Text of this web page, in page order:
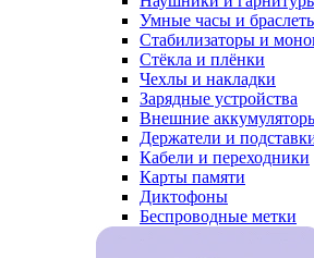
Умные часы и
Стабилизаторы и
Стёкла и плёнки
Чехлы и накладки
Зарядные устройства
Внешние
Держатели и
Кабели и переходники
Карты памяти
Диктофоны
Беспроводные метки